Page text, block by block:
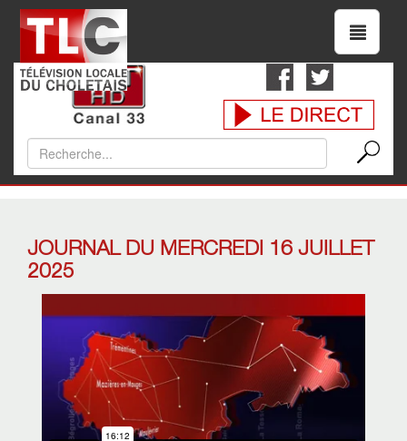
JOURNAL DU MERCREDI 16 JUILLET
2025